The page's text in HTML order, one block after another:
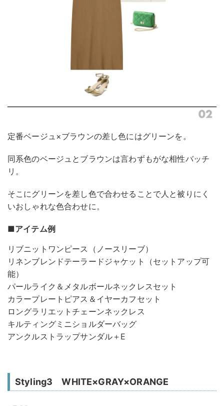
定番ベージュ×ブラウンの差し色にはグリーンを。
同系色のベージュとブラウンは言わずもがな相性バッチ
リ。
そこにグリーンを差し色で合わせることで人と被りにく
いおしゃれな色合わせに。
■アイテム例
リブニットワンピース（ノースリーブ）
リネンブレンドテーラードジャケット（セットアップ可
能）
パールライク＆メタルボールネックレスセット
カラープレートピアス＆イヤーカフセット
ロングラリエットチェーンネックレス
キルティングミニショルダーバッグ
アンクルストラップサンダル＋E
Styling3 WHITE×GRAY×ORANGE